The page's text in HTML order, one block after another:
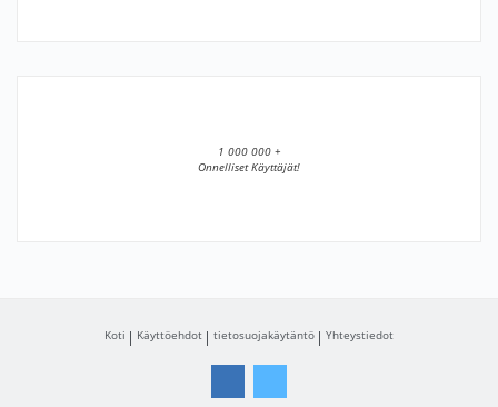
1 000 000 +
Onnelliset Käyttäjät!
Koti Käyttöehdot tietosuojakäytäntö Yhteystiedot